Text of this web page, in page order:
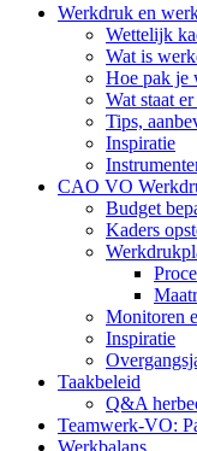
Werkdruk en
Wettelijk
Wat is
Hoe pak je
Wat staat
Tips,
Inspiratie
CAO VO
Budget
Kaders
Monitoren
Inspiratie
Taakbeleid
Q&A
Teamwerk-VO:
Werkbalans